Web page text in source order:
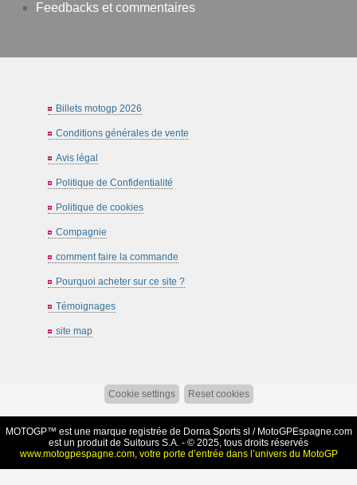
Feedbacks et commentaires
Billets motogp 2026
Conditions générales de vente
Avis légal
Politique de Confidentialité
Politique de cookies
Compagnie
comment faire la commande
Pourquoi acheter sur ce site ?
Témoignages
site map
Cookie settings Reset cookies
MOTOGP™ est une marque registrée de Dorna Sports sl / MotoGPEspagne.com
est un produit de Suitours S.A. - © 2025, tous droits réservés
www.motogpespagne.com, votre porte d’entrée dans l’univers du MotoGP